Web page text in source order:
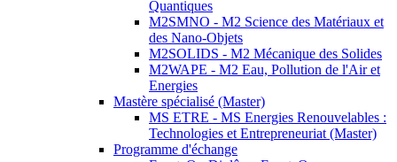
Quantiques
M2SMNO - M2 Science des Matériaux et
des Nano-Objets
M2SOLIDS - M2 Mécanique des Solides
M2WAPE - M2 Eau, Pollution de l'Air et
Energies
Mastère spécialisé (Master)
MS ETRE - MS Energies Renouvelables :
Technologies et Entrepreneuriat (Master)
Programme d'échange